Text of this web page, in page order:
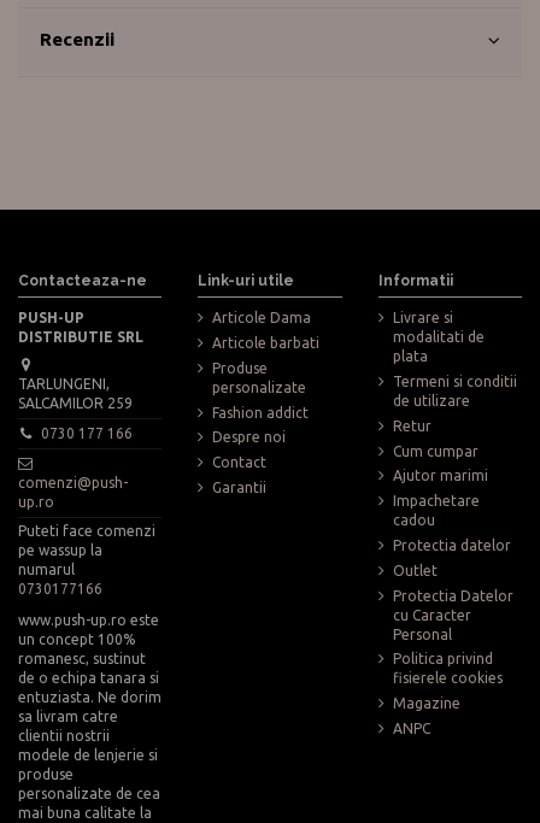
Recenzii
Contacteaza-ne
PUSH-UP
DISTRIBUTIE SRL
TARLUNGENI,
SALCAMILOR 259
0730 177 166
comenzi@push-
up.ro
Puteti face comenzi
pe wassup la
numarul
0730177166
www.push-up.ro este
un concept 100%
romanesc, sustinut
de o echipa tanara si
entuziasta. Ne dorim
sa livram catre
clientii nostrii
modele de lenjerie si
produse
personalizate de cea
mai buna calitate la
Link-uri utile
Articole Dama
Articole barbati
Produse
personalizate
Fashion addict
Despre noi
Contact
Garantii
Informatii
Livrare si
modalitati de
plata
Termeni si conditii
de utilizare
Retur
Cum cumpar
Ajutor marimi
Impachetare
cadou
Protectia datelor
Outlet
Protectia Datelor
cu Caracter
Personal
Politica privind
fisierele cookies
Magazine
ANPC